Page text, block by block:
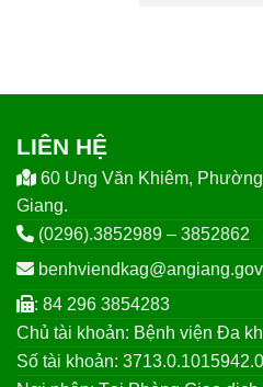
LIÊN HỆ
60 Ung Văn Khiêm,
Giang.
(0296).3852989 – 3852862
: 84 296 3854283
Chủ tài khoản: Bệnh viện Đa
Số tài khoản: